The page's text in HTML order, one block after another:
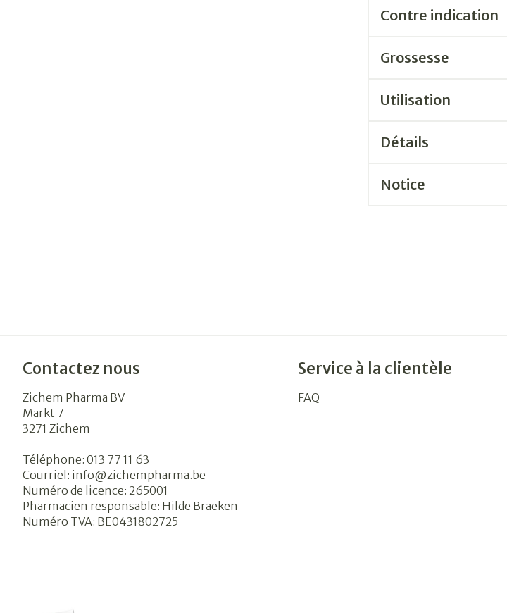
Contre indication
Grossesse
Utilisation
Détails
Notice
Contactez nous
Zichem Pharma BV
Markt 7
3271 Zichem
Téléphone: 013 77 11 63
Courriel: info@zichempharma.be
Numéro de licence: 265001
Pharmacien responsable: Hilde Braeken
Numéro TVA: BE0431802725
Service à la clientèle
FAQ